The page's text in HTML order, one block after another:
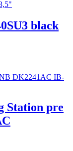
black
Station pre